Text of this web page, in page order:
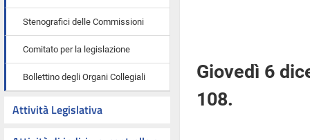
Stenografici delle Commissioni
Comitato per la legislazione
Bollettino degli Organi Collegiali
Attività Legislativa
Giovedì 6
108.